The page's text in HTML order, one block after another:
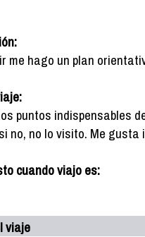
me hago un plan
puntos indispensables
no, no lo visito. Me
cuando viajo es:
viaje